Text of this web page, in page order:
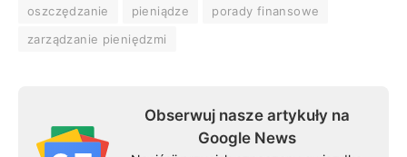
oszczędzanie pieniądze
porady finansowe
zarządzanie pieniędzmi
Obserwuj nasze artykuły na
Google News